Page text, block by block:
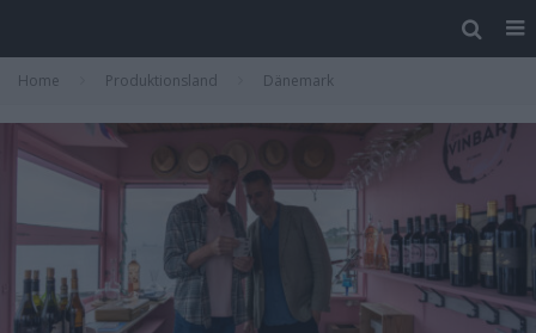
Home Produktionsland Dänemark